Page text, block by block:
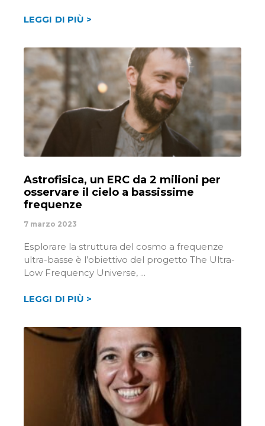
LEGGI DI PIÙ >
Astrofisica, un ERC da 2 milioni per
osservare il cielo a bassissime
frequenze
7 marzo 2023
Esplorare la struttura del cosmo a frequenze
ultra-basse è l’obiettivo del progetto The Ultra-
Low Frequency Universe,
LEGGI DI PIÙ >